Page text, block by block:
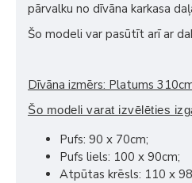
pārvalku no dīvāna karkasa
Šo modeli var pasūtīt arī ar
Dīvāna izmērs: Platums
Šo modeli varat izvēlēties
Pufs: 90 x 70cm;
Pufs liels: 100 x 90cm;
Atpūtas krēsls: 110 x